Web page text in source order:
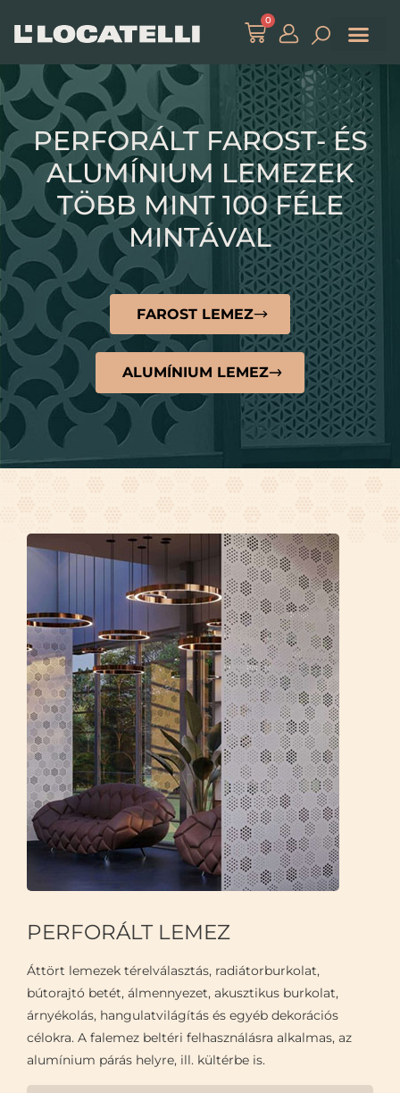
0
PERFORÁLT FAROST- ÉS
ALUMÍNIUM LEMEZEK
TÖBB MINT 100 FÉLE
MINTÁVAL
FAROST LEMEZ
ALUMÍNIUM LEMEZ
PERFORÁLT LEMEZ
Áttört lemezek térelválasztás, radiátorburkolat,
bútorajtó betét, álmennyezet, akusztikus burkolat,
árnyékolás, hangulatvilágítás és egyéb dekorációs
célokra. A falemez beltéri felhasználásra alkalmas, az
alumínium párás helyre, ill. kültérbe is.